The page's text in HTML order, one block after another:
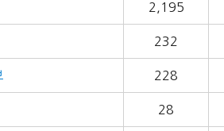
2,195
232
228
28